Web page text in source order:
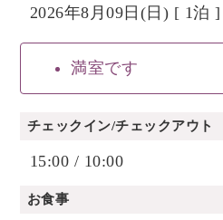
2026年8月09日(日) [ 1泊 ]
満室です
チェックイン/チェックアウト
15:00 / 10:00
お食事